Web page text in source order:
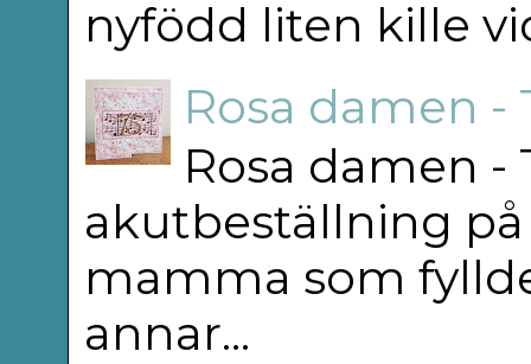
nyfödd liten kille
Rosa damen -
Rosa damen -
akutbeställning
mamma som
annar...